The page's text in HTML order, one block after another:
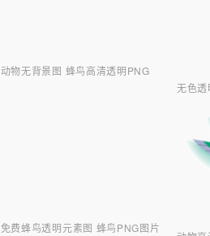
动物无背景图 蜂鸟高清透明PNG
免费蜂鸟透明元素图 蜂鸟PNG图片
无色